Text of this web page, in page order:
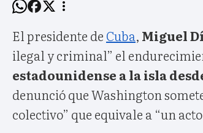
El presidente de Cuba, Miguel
ilegal y criminal” el
estadounidense a la isla
denunció que Washington
colectivo” que equivale a “un